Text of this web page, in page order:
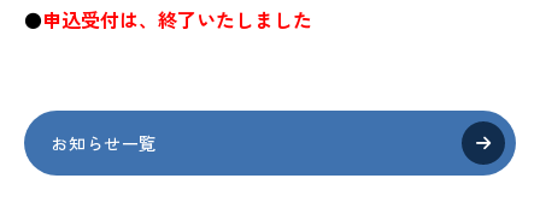
●申込受付は、終了いたしました
お知らせ一覧